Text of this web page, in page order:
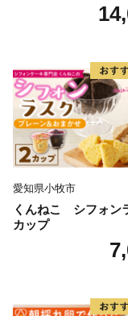
愛知県小牧市
くんねこ シフォン
カップ